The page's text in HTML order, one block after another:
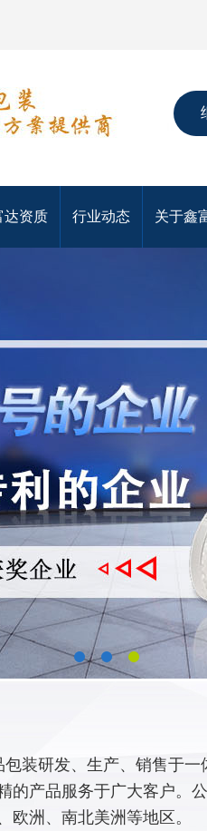
达资质 行业动态 关于鑫
装研发、生产、销售于
的产品服务于广大客户。
欧洲、南北美洲等地区。